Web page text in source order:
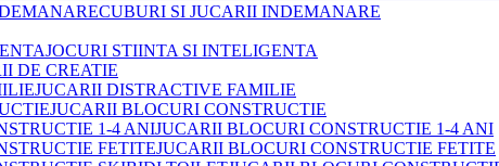
CUBURI SI JUCARII INDEMANARE
JOCURI STIINTA SI INTELIGENTA
DE CREATIE
JUCARII DISTRACTIVE FAMILIE
JUCARII BLOCURI CONSTRUCTIE
JUCARII BLOCURI CONSTRUCTIE 1-4 ANI
JUCARII BLOCURI CONSTRUCTIE FETITE